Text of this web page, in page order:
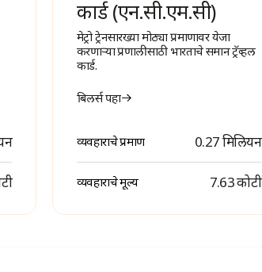
कार्ड (एन.सी.एम.सी)
मेट्रो ट्रेनसारख्या मोठ्या प्रमाणावर येजा
करणाऱ्या प्रणालीसाठी भारताचे समान ट्रॅव्हल
कार्ड.
बिलर्स पहा
व्यवहाराचे प्रमाण 0.27 मिलियन
व्यवहाराचे मूल्य ₹ 7.63 कोटी